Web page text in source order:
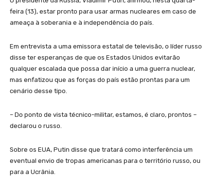
feira (13), estar pronto para usar armas nucleares em caso de
ameaça à soberania e à independência do país.
Em entrevista a uma emissora estatal de televisão, o líder russo
disse ter esperanças de que os Estados Unidos evitarão
qualquer escalada que possa dar início a uma guerra nuclear,
mas enfatizou que as forças do país estão prontas para um
cenário desse tipo.
– Do ponto de vista técnico-militar, estamos, é claro, prontos –
declarou o russo.
Sobre os EUA, Putin disse que tratará como interferência um
eventual envio de tropas americanas para o território russo, ou
para a Ucrânia.